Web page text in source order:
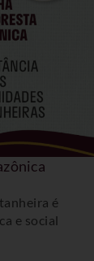
é
e social